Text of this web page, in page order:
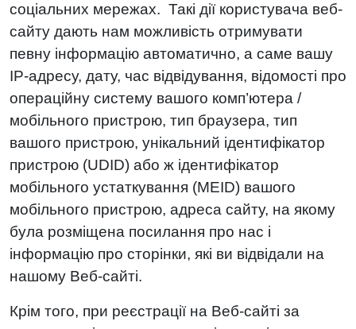
соціальних мережах. Такі дії користувача веб-
сайту дають нам можливість отримувати
певну інформацію автоматично, а саме вашу
IP-адресу, дату, час відвідування, відомості про
операційну систему вашого комп’ютера /
мобільного пристрою, тип браузера, тип
вашого пристрою, унікальний ідентифікатор
пристрою (UDID) або ж ідентифікатор
мобільного устаткування (MEID) вашого
мобільного пристрою, адреса сайту, на якому
була розміщена посилання про нас і
інформацію про сторінки, які ви відвідали на
нашому Веб-сайті.
Крім того, при реєстрації на Веб-сайті за